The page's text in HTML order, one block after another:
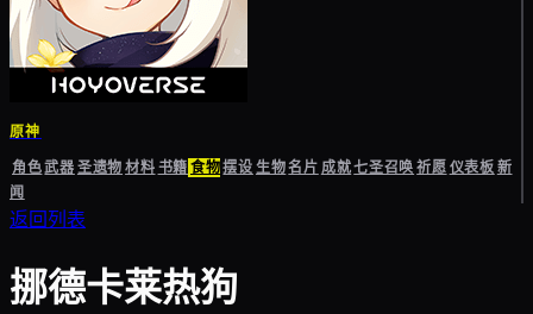
原神
角色武器圣遗物材料书籍食物摆设生物名片成就七圣召唤祈愿仪表板新
闻
返回列表
挪德卡莱热狗